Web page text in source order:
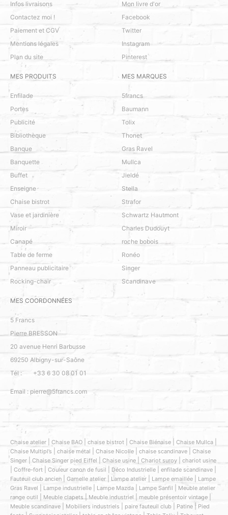
Infos livraisons
Contactez moi !
Paiement et CGV
Mentions légales
Plan du site
Mon livre d'or
Facebook
Twitter
Instagram
Pinterest
MES PRODUITS
Enfilade
Portes
Publicité
Bibliothèque
Banque
Banquette
Buffet
Enseigne
Chaise bistrot
Vase et jardinière
Miroir
Canapé
Table de ferme
Panneau publicitaire
Rocking-chair
MES MARQUES
5francs
Baumann
Tolix
Thonet
Gras Ravel
Mullca
Jieldé
Stella
Strafor
Schwartz Hautmont
Charles Dudouyt
roche bobois
Ronéo
Singer
Scandinave
MES COORDONNÉES
5 Francs
Pierre BRESSON
20 avenue Henri Barbusse
69250 Albigny-sur-Saône
Tél :
+33 6 30 08 01 01
Email : pierre@5francs.com
Chaise atelier Chaise BAO chaise bistrot Chaise Biénaise Chaise Mullca
Chaise Multipl’s chaise métal Chaise Nicolle chaise scandinave
Chaise
Singer
Chaise Singer pied Eiffel Chaise usine Chariot suroy chariot usine
Coffre-fort Couleur canon de fusil Déco Industrielle enfilade scandinave
Fauteuil club ancien Gamelle atelier Lampe atelier Lampe emaillée
Lampe
Gras Ravel
Lampe industrielle Lampe Mazda Lampe Sanfil
Meuble atelier
range outil
Meuble clapets| Meuble industriel meuble présentoir vintage
Meuble scandinave Mobiliers industriels paire fauteuil club Patine
Pied
Nous évaluons votre expérience ?
Sélectionnez
une
option
de